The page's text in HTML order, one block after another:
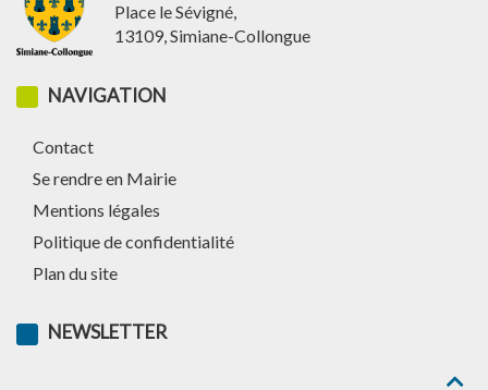
Place le Sévigné,
13109, Simiane-Collongue
NAVIGATION
Contact
Se rendre en Mairie
Mentions légales
Politique de confidentialité
Plan du site
NEWSLETTER